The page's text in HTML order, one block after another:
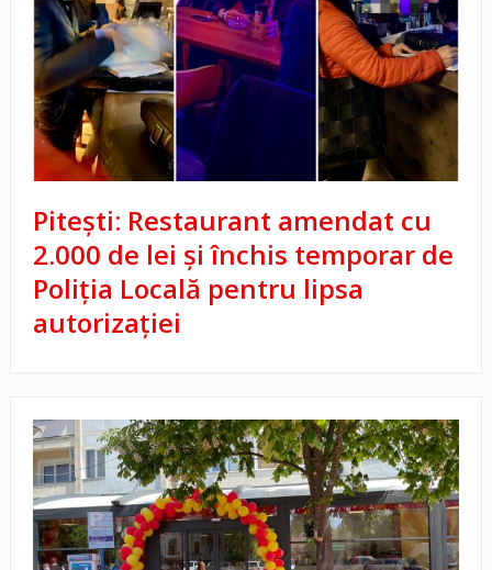
Pitești: Restaurant amendat cu
2.000 de lei și închis temporar de
Poliția Locală pentru lipsa
autorizației